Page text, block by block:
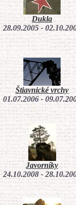
Dukla
28.09.2005 -
Štiavnické vrchy
01.07.2006 -
Javorníky
24.10.2008 -